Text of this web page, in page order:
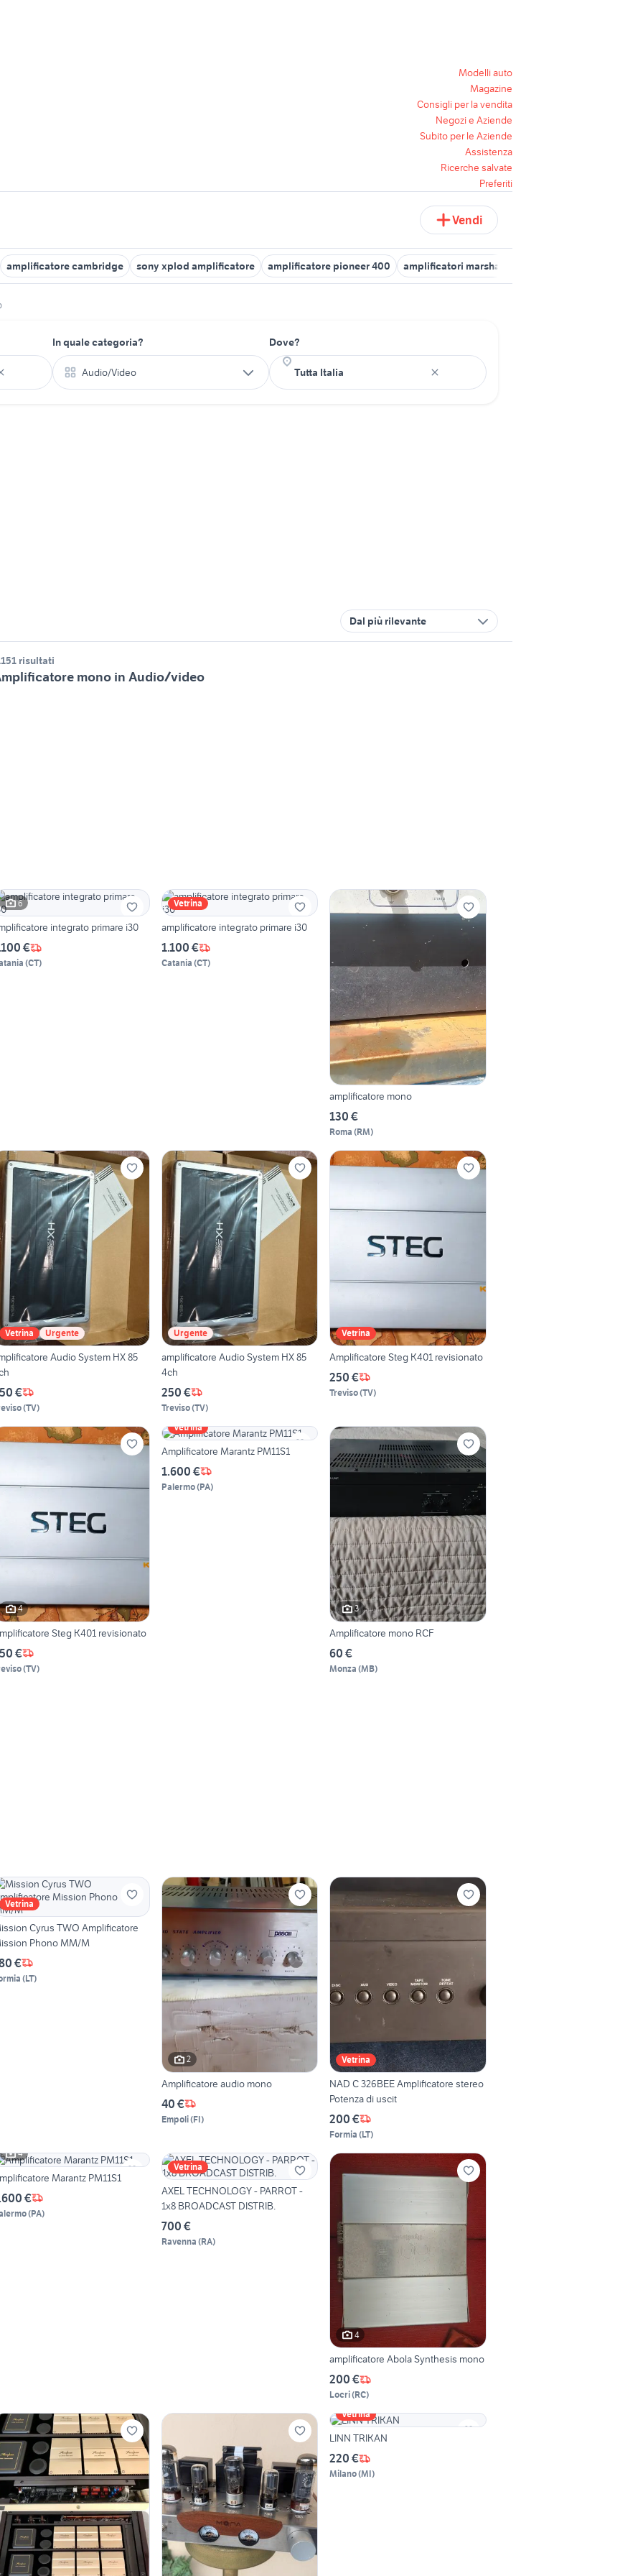
Modelli auto
Magazine
Consigli per la vendita
Negozi e Aziende
Subito per le Aziende
Assistenza
Ricerche salvate
Preferiti
Vendi
amplificatore cambridge sony xplod amplificatore amplificatore pioneer 400 amplificatori marshall
In quale categoria?
Audio/Video
Dove?
Dal più rilevante
risultati
mono in Audio/video
6
integrato primare i30
€
(CT)
Vetrina
amplificatore integrato primare i30
1.100 €
Catania (CT)
amplificatore mono
130 €
Roma (RM)
Vetrina Urgente
Audio System HX 85
€
(TV)
Urgente
amplificatore Audio System HX 85
4ch
250 €
Treviso(TV)
Vetrina
Amplificatore Steg K401 revisionato
250 €
Treviso(TV)
4
Steg K401 revisionato
€
(TV)
Vetrina
Amplificatore Marantz PM11S1
1.600 €
Palermo(PA)
3
Amplificatore mono RCF
60 €
Monza (MB)
Vetrina
Cyrus TWO Amplificatore
Phono MM/M
€
(LT)
2
Amplificatore audio mono
40 €
Empoli(FI)
Vetrina
NAD C 326BEE Amplificatore stereo
Potenza di uscit
200 €
Formia (LT)
4
Marantz PM11S1
€
(PA)
Vetrina
AXEL TECHNOLOGY - PARROT -
1x8 BROADCAST DISTRIB.
700 €
Ravenna (RA)
4
amplificatore Abola Synthesis mono
200 €
Locri(RC)
Vetrina
LINN TRIKAN
220 €
Milano(MI)